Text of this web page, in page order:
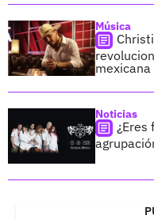
Música
mexicana
Noticias
¿Eres